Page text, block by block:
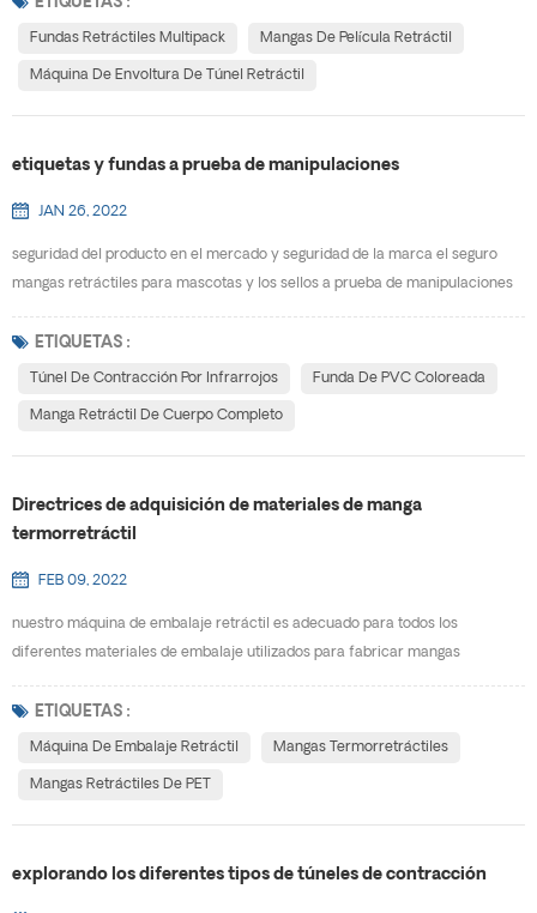
retráctiles de paquetes múltiples permiten productos de varias formas y
Fundas Retráctiles Multipack Mangas De Película Retráctil
Máquina De Envoltura De Túnel Retráctil
etiquetas y fundas a prueba de manipulaciones
JAN 26, 2022
seguridad del producto en el mercado y seguridad de la marca el seguro
mangas retráctiles para mascotas y los sellos a prueba de manipulaciones
mientras protegen sus productos contra manipulaciones. opciones
disponibles para etiquetas y fundas Las fundas retráctiles ofrecen una
ETIQUETAS :
Túnel De Contracción Por Infrarrojos Funda De PVC Coloreada
Manga Retráctil De Cuerpo Completo
Directrices de adquisición de materiales de manga
termorretráctil
FEB 09, 2022
nuestro máquina de embalaje retráctil es adecuado para todos los
diferentes materiales de embalaje utilizados para fabricar mangas
previsto determinarán qué materiales funcionarán mejor para su proyecto
en particular. los materiales disponibles incluyen: mascota (G) , PVC, OPS y
ETIQUETAS :
Máquina De Embalaje Retráctil Mangas Termorretráctiles
Mangas Retráctiles De PET
explorando los diferentes tipos de túneles de contracción